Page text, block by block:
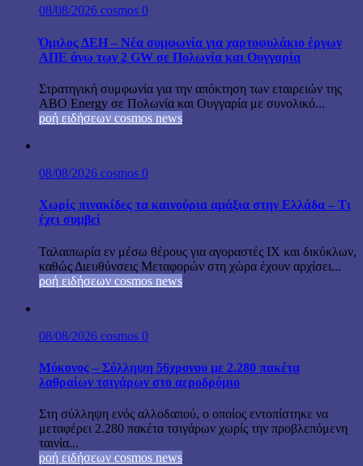
08/08/2026 cosmos 0
Όμιλος ΔΕΗ – Νέα συμφωνία για χαρτοφυλάκιο έργων
ΑΠΕ άνω των 2 GW σε Πολωνία και Ουγγαρία
Στρατηγική συμφωνία για την απόκτηση των εταιρειών της
ABO Energy σε Πολωνία και Ουγγαρία με συνολικό...
ροή ειδήσεων cosmos news
08/08/2026 cosmos 0
Χωρίς πινακίδες τα καινούρια αμάξια στην Ελλάδα – Τι
έχει συμβεί
Ταλαιπωρία εν μέσω θέρους για αγοραστές ΙΧ και δικύκλων,
καθώς Διευθύνσεις Μεταφορών στη χώρα έχουν αρχίσει...
ροή ειδήσεων cosmos news
08/08/2026 cosmos 0
Μύκονος – Σύλληψη 56χρονου με 2.280 πακέτα
λαθραίων τσιγάρων στο αεροδρόμιο
Στη σύλληψη ενός αλλοδαπού, ο οποίος εντοπίστηκε να
μεταφέρει 2.280 πακέτα τσιγάρων χωρίς την προβλεπόμενη
ταινία...
ροή ειδήσεων cosmos news